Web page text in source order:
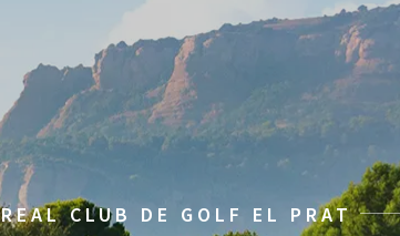
REAL CLUB DE GOLF EL PRAT